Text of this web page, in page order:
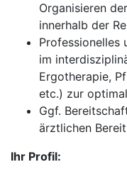
Organisieren
innerhalb der
Professionelles
im
Ergotherapie,
etc.) zur
Ggf.
ärztlichen
Ihr Profil: